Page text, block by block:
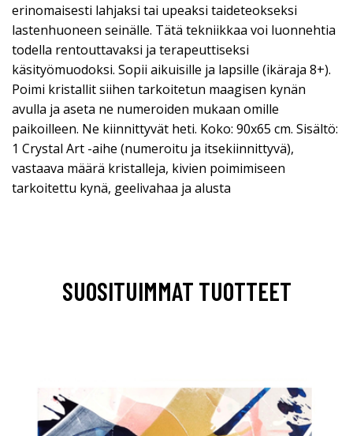
erinomaisesti lahjaksi tai upeaksi taideteokseksi
lastenhuoneen seinälle. Tätä tekniikkaa voi luonnehtia
todella rentouttavaksi ja terapeuttiseksi
käsityömuodoksi. Sopii aikuisille ja lapsille (ikäraja 8+).
Poimi kristallit siihen tarkoitetun maagisen kynän
avulla ja aseta ne numeroiden mukaan omille
paikoilleen. Ne kiinnittyvät heti. Koko: 90x65 cm. Sisältö:
1 Crystal Art -aihe (numeroitu ja itsekiinnittyvä),
vastaava määrä kristalleja, kivien poimimiseen
tarkoitettu kynä, geelivahaa ja alusta
SUOSITUIMMAT TUOTTEET